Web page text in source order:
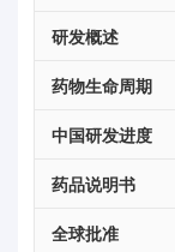
研发概述
药物生命周期
中国研发进度
药品说明书
全球批准